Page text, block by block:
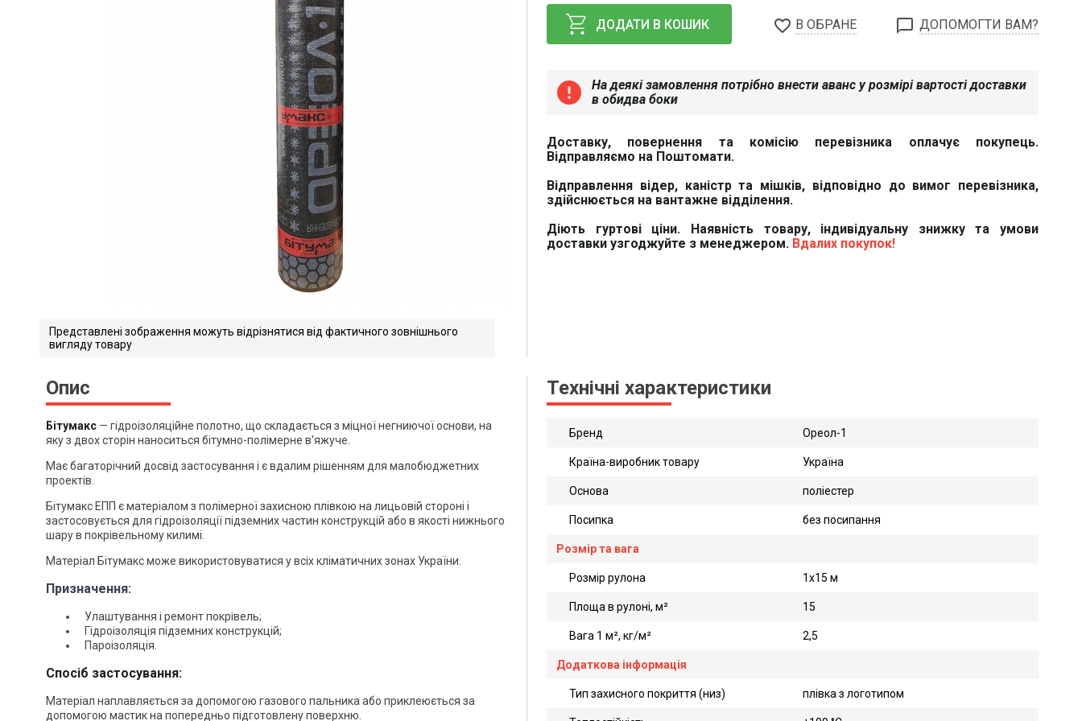
Представлені зображення можуть відрізнятися від фактичного зовнішнього
вигляду товару
ДОДАТИ В КОШИК favorite_border В ОБРАНЕ chat_bubble_outline ДОПОМОГТИ ВАМ?
error
На деякі замовлення потрібно внести аванс у розмірі вартості доставки
в обидва боки
Доставку, повернення та комісію перевізника оплачує покупець.
Відправляємо на Поштомати.
Відправлення відер, каністр та мішків, відповідно до вимог перевізника,
здійснюється на вантажне відділення.
Діють гуртові ціни. Наявність товару, індивідуальну знижку та умови
доставки узгоджуйте з менеджером. Вдалих покупок!
Опис
Бітумакс — гідроізоляційне полотно, що складається з міцної негниючої основи, на
яку з двох сторін наноситься бітумно-полімерне в'яжуче.
Має багаторічний досвід застосування і є вдалим рішенням для малобюджетних
проектів.
Бітумакс ЕПП є матеріалом з полімерної захисною плівкою на лицьовій стороні і
застосовується для гідроізоляції підземних частин конструкцій або в якості нижнього
шару в покрівельному килимі.
Матеріал Бітумакс може використовуватися у всіх кліматичних зонах України.
Призначення:
Улаштування і ремонт покрівель;
Гідроізоляція підземних конструкцій;
Пароізоляція.
Спосіб застосування:
Матеріал наплавляється за допомогою газового пальника або приклеюється за
допомогою мастик на попередньо підготовлену поверхню.
Технічні характеристики
Бренд Ореол-1
Країна-виробник товару Україна
Основа поліестер
Посипка без посипання
Розмір та вага
Розмір рулона 1х15 м
Площа в рулоні, м² 15
Вага 1 м², кг/м² 2,5
Додаткова інформація
Тип захисного покриття (низ) плівка з логотипом